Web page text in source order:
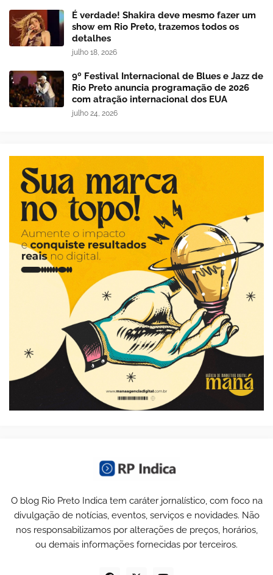
É verdade! Shakira deve mesmo fazer um
show em Rio Preto, trazemos todos os
detalhes
julho 18, 2026
9º Festival Internacional de Blues e Jazz de
Rio Preto anuncia programação de 2026
com atração internacional dos EUA
julho 24, 2026
O blog Rio Preto Indica tem caráter jornalístico, com foco na
divulgação de notícias, eventos, serviços e novidades. Não
nos responsabilizamos por alterações de preços, horários,
ou demais informações fornecidas por terceiros.